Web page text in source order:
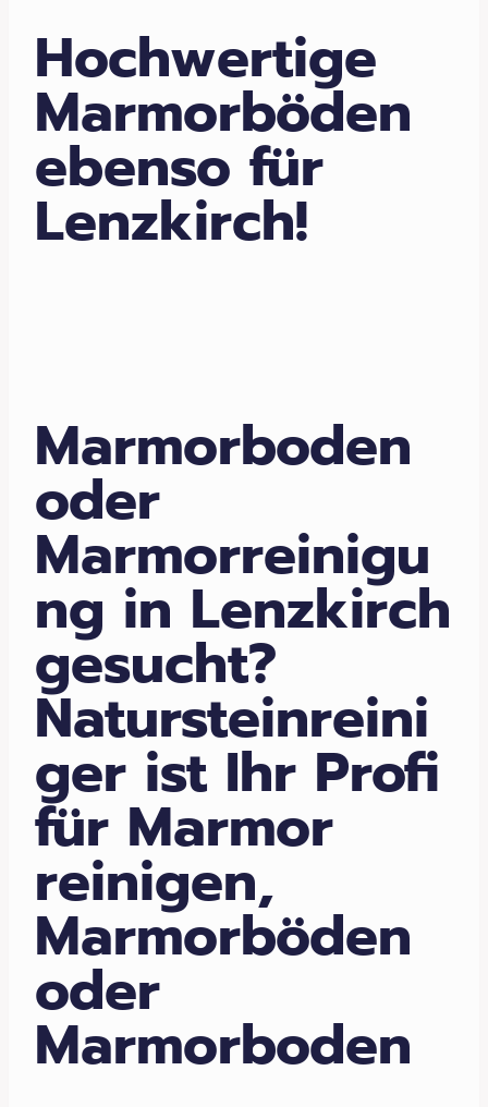
Hochwertige
Marmorböden
ebenso für
Lenzkirch!
Marmorboden
oder
Marmorreinigu
ng in Lenzkirch
gesucht?
Natursteinreini
ger ist Ihr Profi
für Marmor
reinigen,
Marmorböden
oder
Marmorboden